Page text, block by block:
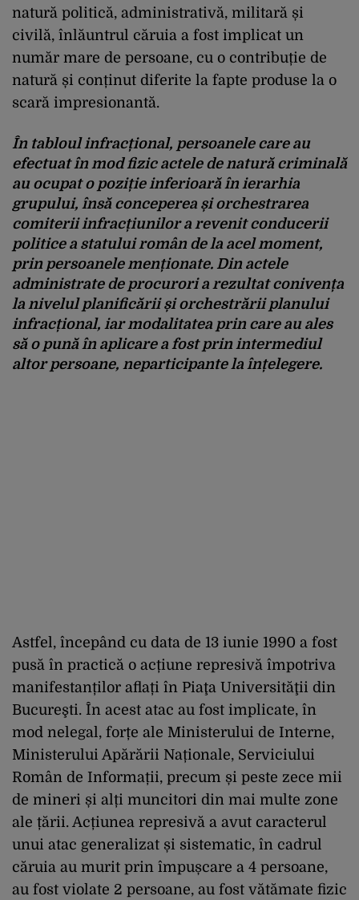
natură politică, administrativă, militară și
civilă, înlăuntrul căruia a fost implicat un
număr mare de persoane, cu o contribuție de
natură și conținut diferite la fapte produse la o
scară impresionantă.
În tabloul infracțional, persoanele care au
efectuat în mod fizic actele de natură criminală
au ocupat o poziție inferioară în ierarhia
grupului, însă conceperea și orchestrarea
comiterii infracțiunilor a revenit conducerii
politice a statului român de la acel moment,
prin persoanele menționate. Din actele
administrate de procurori a rezultat conivența
la nivelul planificării și orchestrării planului
infracțional, iar modalitatea prin care au ales
să o pună în aplicare a fost prin intermediul
altor persoane, neparticipante la înțelegere.
Astfel, începând cu data de 13 iunie 1990 a fost
pusă în practică o acțiune represivă împotriva
manifestanților aflați în Piaţa Universităţii din
Bucureşti. În acest atac au fost implicate, în
mod nelegal, forțe ale Ministerului de Interne,
Ministerului Apărării Naționale, Serviciului
Român de Informații, precum și peste zece mii
de mineri și alți muncitori din mai multe zone
ale țării. Acțiunea represivă a avut caracterul
unui atac generalizat și sistematic, în cadrul
căruia au murit prin împușcare a 4 persoane,
au fost violate 2 persoane, au fost vătămate fizic